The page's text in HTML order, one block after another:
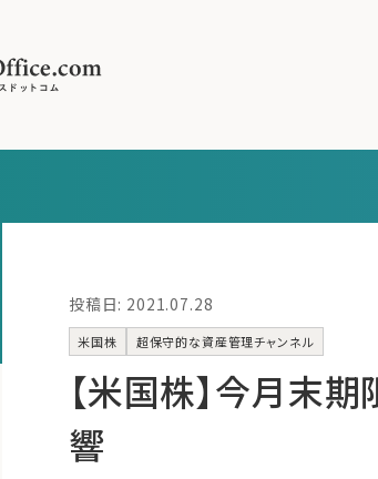
投稿日: 2021.07.28
米国株 超保守的な資産管理チャンネル
【米国株】今月末
響